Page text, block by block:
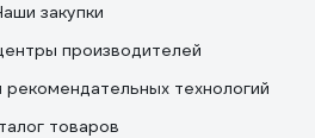
закупки
производителей
технологий
товаров